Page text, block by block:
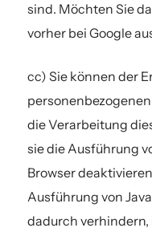
sind. Möchten Sie
vorher bei Google
cc) Sie können der
die Verarbeitung
sie die Ausführung
Browser
Ausführung von
dadurch